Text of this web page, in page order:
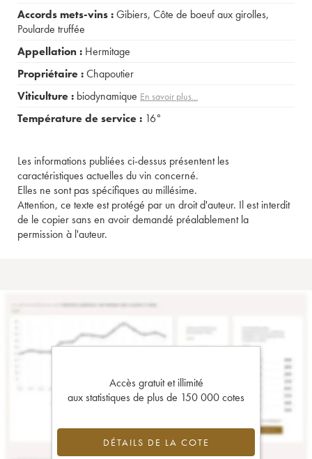
Accords mets-vins :Gibiers, Côte de boeuf aux girolles,
Poularde truffée
Appellation : Hermitage
Propriétaire :Chapoutier
Viticulture : biodynamique En savoir plus...
Température de service : 16°
Les informations publiées ci-dessus présentent les
caractéristiques actuelles du vin concerné.
Elles ne sont pas spécifiques au millésime.
Attention, ce texte est protégé par un droit d'auteur. Il est interdit
de le copier sans en avoir demandé préalablement la
permission à l'auteur.
Accès gratuit et illimité
aux statistiques de plus de 150 000 cotes
DÉTAILS DE LA COTE